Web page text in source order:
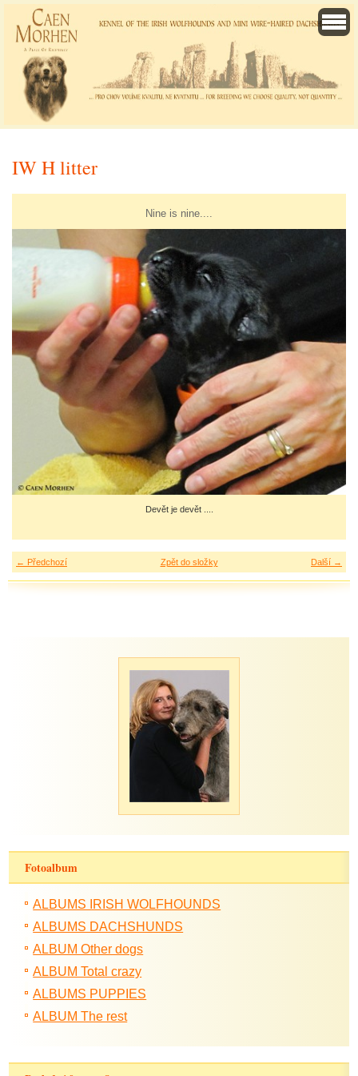
IW H litter
Nine is nine....
Devět je devět ....
← Předchozí Další →
Zpět do složky
Fotoalbum
ALBUMS IRISH WOLFHOUNDS
ALBUMS DACHSHUNDS
ALBUM Other dogs
ALBUM Total crazy
ALBUMS PUPPIES
ALBUM The rest